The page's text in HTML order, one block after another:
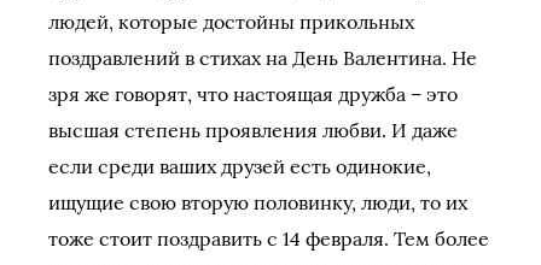
людей, которые достойны прикольных
поздравлений в стихах на День Валентина. Не
зря же говорят, что настоящая дружба – это
высшая степень проявления любви. И даже
если среди ваших друзей есть одинокие,
ищущие свою вторую половинку, люди, то их
тоже стоит поздравить с 14 февраля. Тем более